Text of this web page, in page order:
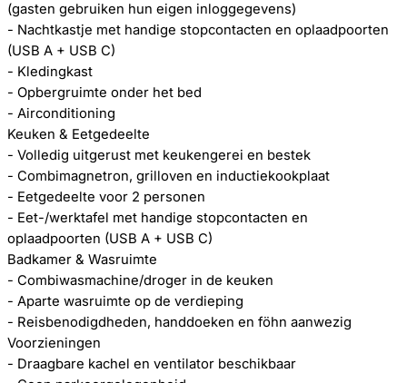
(gasten gebruiken hun eigen inloggegevens)
- Nachtkastje met handige stopcontacten en oplaadpoorten
(USB A + USB C)
- Kledingkast
- Opbergruimte onder het bed
- Airconditioning
Keuken & Eetgedeelte
- Volledig uitgerust met keukengerei en bestek
- Combimagnetron, grilloven en inductiekookplaat
- Eetgedeelte voor 2 personen
- Eet-/werktafel met handige stopcontacten en
oplaadpoorten (USB A + USB C)
Badkamer & Wasruimte
- Combiwasmachine/droger in de keuken
- Aparte wasruimte op de verdieping
- Reisbenodigdheden, handdoeken en föhn aanwezig
Voorzieningen
- Draagbare kachel en ventilator beschikbaar